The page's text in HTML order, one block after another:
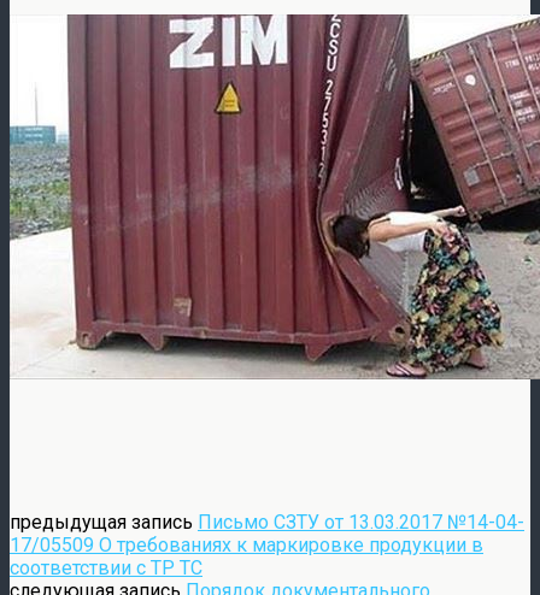
предыдущая запись Письмо СЗТУ от 13.03.2017 №14-04-
17/05509 О требованиях к маркировке продукции в
соответствии с ТР ТС